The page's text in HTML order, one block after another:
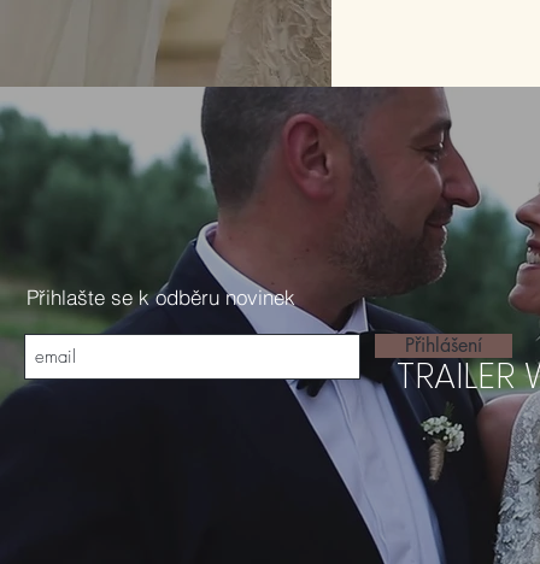
TRAILER
Přihlašte se k odběru novinek
Přihlášení